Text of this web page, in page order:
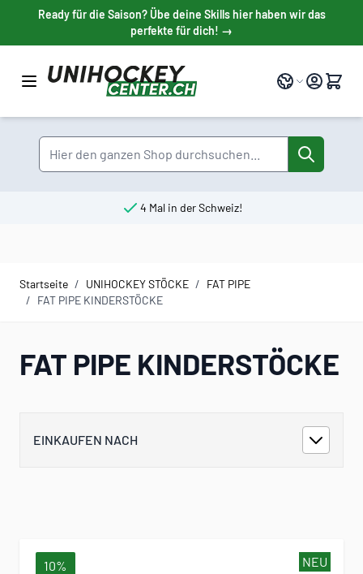
Direkt zum Inhalt
Ready für die Saison? Übe deine Skills hier haben wir das
perfekte für dich! →
Sprache
Suche
4 Mal in der Schweiz!
Startseite / UNIHOCKEY STÖCKE / FAT PIPE
/ FAT PIPE KINDERSTÖCKE
FAT PIPE KINDERSTÖCKE
EINKAUFEN NACH
NEU
10%